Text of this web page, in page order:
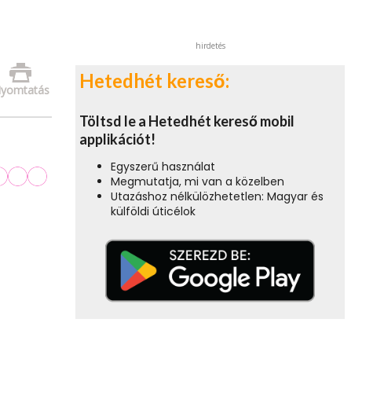
hirdetés
Hetedhét kereső:
Töltsd le a Hetedhét kereső mobil
applikációt!
Egyszerű használat
Megmutatja, mi van a közelben
Utazáshoz nélkülözhetetlen: Magyar és
külföldi úticélok